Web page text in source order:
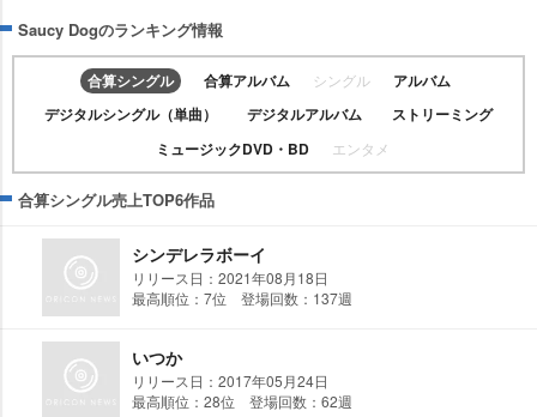
Saucy Dogのランキング情報
合算シングル 合算アルバム シングル
アルバム
デジタルシングル（単曲）
デジタルアルバム
ストリーミング
ミュージックDVD・BD
エンタメ
合算シングル売上TOP6作品
シンデレラボーイ
リリース日：2021年08月18日
最高順位：7位 登場回数：137週
いつか
リリース日：2017年05月24日
最高順位：28位 登場回数：62週